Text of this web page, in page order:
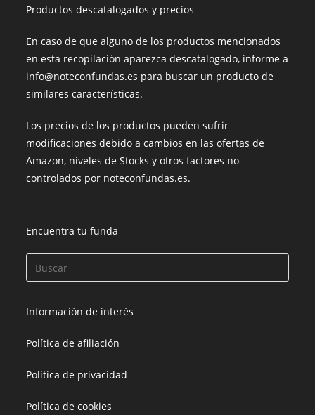
Productos descatalogados y precios
En caso de que alguno de los productos mencionados
en esta recopilación aparezca descatalogado, informe a
info@noteconfundas.es para buscar un producto de
similares características.
Los precios de los productos pueden sufrir
modificaciones debido a cambios en las ofertas de
Amazon, niveles de Stocks y otros factores no
controlados por noteconfundas.es.
Encuentra tu funda
Información de interés
Política de afiliación
Política de privacidad
Política de cookies